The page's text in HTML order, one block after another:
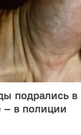
подрались в
– в полиции